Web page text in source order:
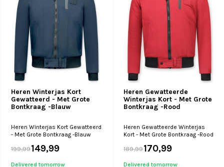
Heren Winterjas Kort
Gewatteerd - Met Grote
Bontkraag -Blauw
Heren Winterjas Kort Gewatteerd
- Met Grote Bontkraag -Blauw
199,99149,99
Delivered tomorrow
Heren Gewatteerde
Winterjas Kort - Met Grote
Bontkraag -Rood
Heren Gewatteerde Winterjas
Kort - Met Grote Bontkraag -Rood
189,99170,99
Delivered tomorrow